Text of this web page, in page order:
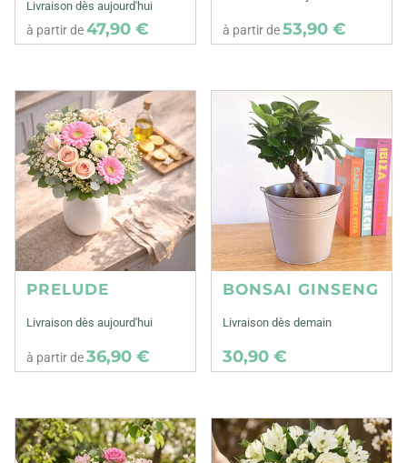
Livraison dès aujourd'hui
à partir de47,90 € à partir de53,90 €
PRELUDE
Livraison dès aujourd'hui
à partir de36,90 €
BONSAI GINSENG
Livraison dès demain
30,90 €